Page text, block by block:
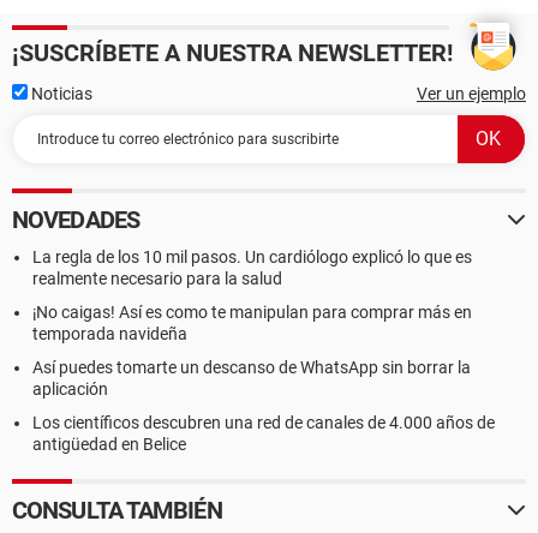
¡SUSCRÍBETE A NUESTRA NEWSLETTER!
Noticias Ver un ejemplo
NOVEDADES
La regla de los 10 mil pasos. Un cardiólogo explicó lo que es
realmente necesario para la salud
¡No caigas! Así es como te manipulan para comprar más en
temporada navideña
Así puedes tomarte un descanso de WhatsApp sin borrar la
aplicación
Los científicos descubren una red de canales de 4.000 años de
antigüedad en Belice
CONSULTA TAMBIÉN